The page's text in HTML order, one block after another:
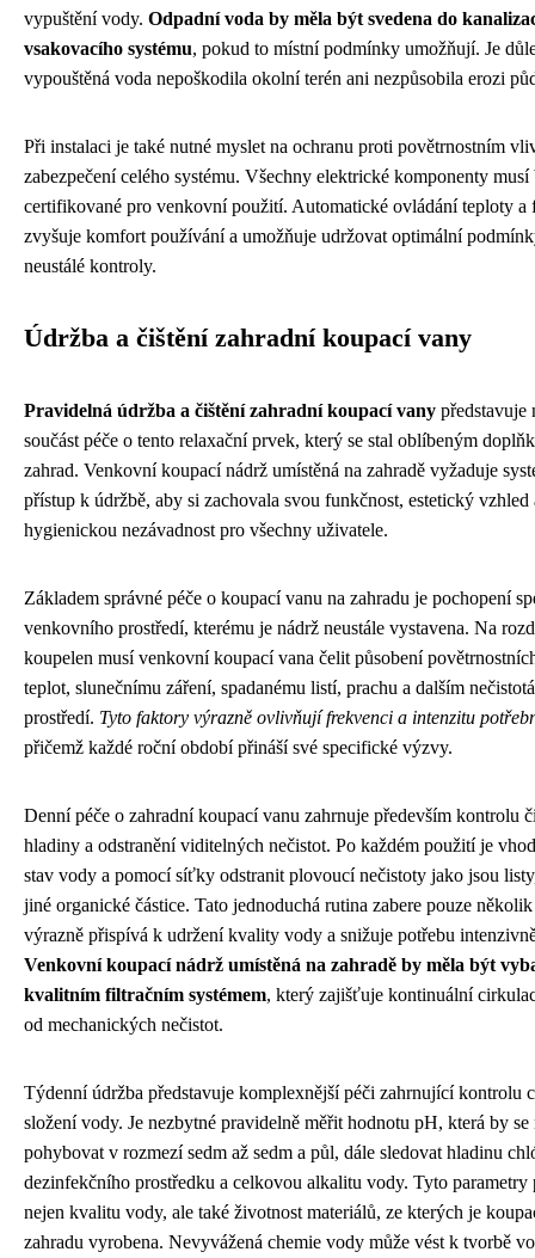
vypuštění vody. Odpadní voda by měla být svedena do
vsakovacího systému, pokud to místní podmínky umožňují. Je
vypouštěná voda nepoškodila okolní terén ani nezpůsobila erozi
Při instalaci je také nutné myslet na ochranu proti povětrnostním
zabezpečení celého systému. Všechny elektrické komponenty musí
certifikované pro venkovní použití. Automatické ovládání teploty a
zvyšuje komfort používání a umožňuje udržovat optimální
neustálé kontroly.
Údržba a čištění zahradní koupací vany
Pravidelná údržba a čištění zahradní koupací vany představuje
součást péče o tento relaxační prvek, který se stal oblíbeným
zahrad. Venkovní koupací nádrž umístěná na zahradě vyžaduje
přístup k údržbě, aby si zachovala svou funkčnost, estetický vzhled
hygienickou nezávadnost pro všechny uživatele.
Základem správné péče o koupací vanu na zahradu je pochopení
venkovního prostředí, kterému je nádrž neustále vystavena. Na
koupelen musí venkovní koupací vana čelit působení
teplot, slunečnímu záření, spadanému listí, prachu a dalším
prostředí. Tyto faktory výrazně ovlivňují frekvenci a intenzitu
přičemž každé roční období přináší své specifické výzvy.
Denní péče o zahradní koupací vanu zahrnuje především kontrolu
hladiny a odstranění viditelných nečistot. Po každém použití je
stav vody a pomocí síťky odstranit plovoucí nečistoty jako jsou
jiné organické částice. Tato jednoduchá rutina zabere pouze
výrazně přispívá k udržení kvality vody a snižuje potřebu
Venkovní koupací nádrž umístěná na zahradě by měla být
kvalitním filtračním systémem, který zajišťuje kontinuální
od mechanických nečistot.
Týdenní údržba představuje komplexnější péči zahrnující kontrolu
složení vody. Je nezbytné pravidelně měřit hodnotu pH, která by se
pohybovat v rozmezí sedm až sedm a půl, dále sledovat hladinu
dezinfekčního prostředku a celkovou alkalitu vody. Tyto
nejen kvalitu vody, ale také životnost materiálů, ze kterých je
zahradu vyrobena. Nevyvážená chemie vody může vést k tvorbě